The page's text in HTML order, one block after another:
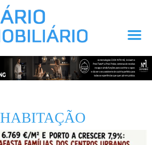
HABITAÇÃO